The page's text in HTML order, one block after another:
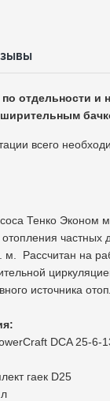
отдельности
всего
Тенко Эконом
Рассчитан на
источника
DCA 25-
гаек D25